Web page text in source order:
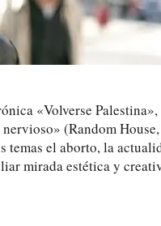
«Volverse
(Random
temas el aborto, la
mirada estética y